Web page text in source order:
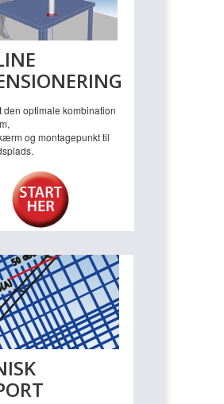
den optimale kombination
og montagepunkt til